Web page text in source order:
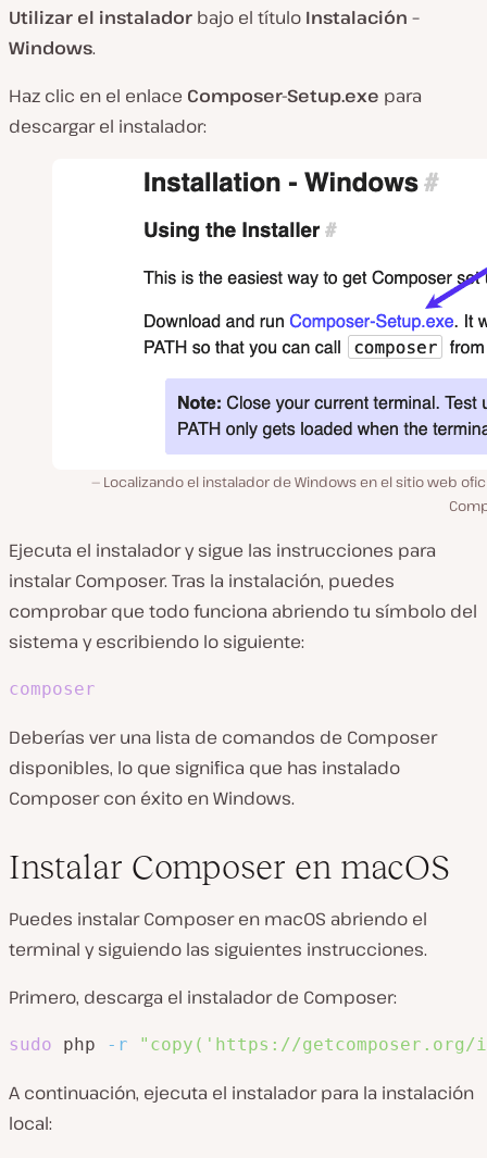
Utilizar el instalador bajo el título Instalación –
Windows.
Haz clic en el enlace Composer-Setup.exe para
descargar el instalador:
Localizando el instalador de Windows en el sitio web
Ejecuta el instalador y sigue las instrucciones para
instalar Composer. Tras la instalación, puedes
comprobar que todo funciona abriendo tu símbolo del
sistema y escribiendo lo siguiente:
composer
Deberías ver una lista de comandos de Composer
disponibles, lo que significa que has instalado
Composer con éxito en Windows.
Instalar Composer en macOS
Puedes instalar Composer en macOS abriendo el
terminal y siguiendo las siguientes instrucciones.
Primero, descarga el instalador de Composer:
sudo php -r "copy('https://
A continuación, ejecuta el instalador para la instalación
local: